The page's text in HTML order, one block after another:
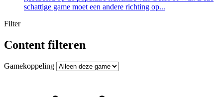
schattige game moet een andere richting op...
Filter
Content filteren
Gamekoppeling